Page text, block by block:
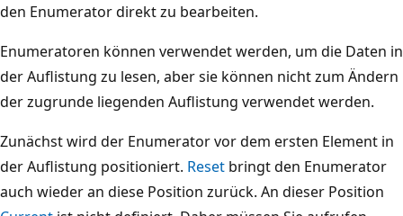
den Enumerator direkt zu bearbeiten.
Enumeratoren können verwendet werden, um die Daten in
der Auflistung zu lesen, aber sie können nicht zum Ändern
der zugrunde liegenden Auflistung verwendet werden.
Zunächst wird der Enumerator vor dem ersten Element in
der Auflistung positioniert. Reset bringt den Enumerator
auch wieder an diese Position zurück. An dieser Position